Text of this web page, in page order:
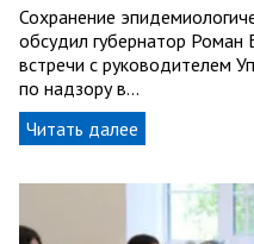
Сохранение
обсудил губернатор Роман
встречи с руководителем
по надзору в…
Читать далее